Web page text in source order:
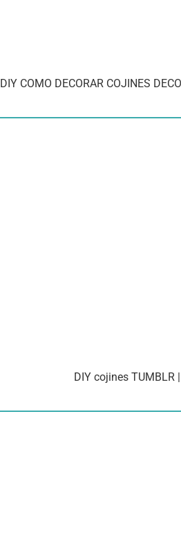
DIY COMO DECORAR COJINES
DIY cojines